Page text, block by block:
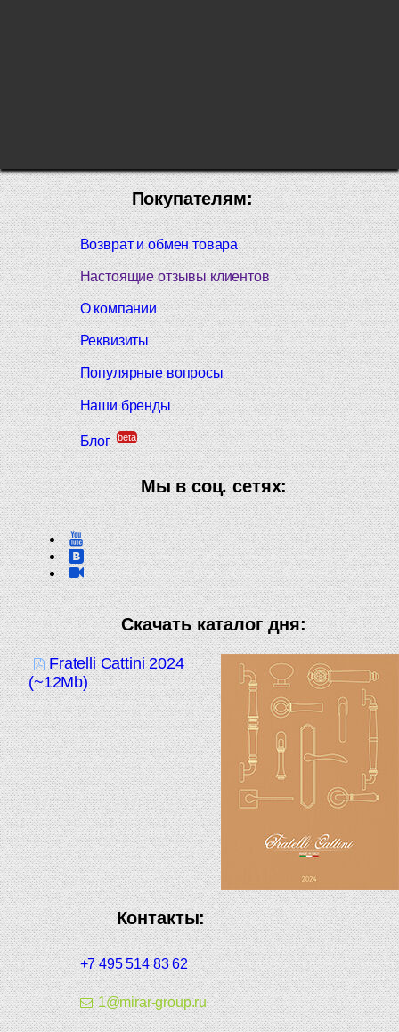
Покупателям:
Возврат и обмен товара
Настоящие отзывы клиентов
О компании
Реквизиты
Популярные вопросы
Наши бренды
Блог beta
Мы в соц. сетях:
Скачать каталог дня:
Fratelli Cattini 2024
(~12Mb)
Контакты:
+7 495 514 83 62
1@mirar-group.ru